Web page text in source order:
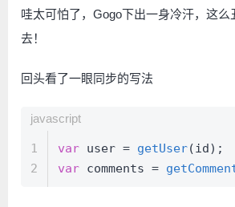
哇太可怕了，Gogo下出一身冷汗，这
去！
回头看了一眼同步的写法
javascript
1
2
var user = getUser(id);
var comments =